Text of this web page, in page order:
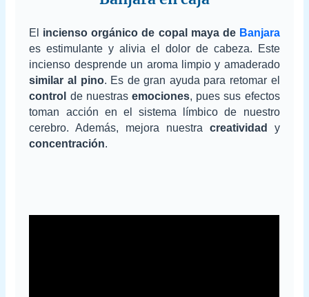
El incienso orgánico de copal maya de Banjara
es estimulante y alivia el dolor de cabeza. Este
incienso desprende un aroma limpio y amaderado
similar al pino. Es de gran ayuda para retomar el
control de nuestras emociones, pues sus efectos
toman acción en el sistema límbico de nuestro
cerebro. Además, mejora nuestra creatividad
y
concentración.